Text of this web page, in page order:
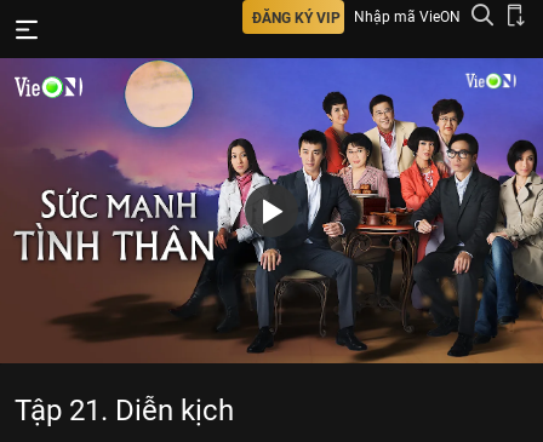
ĐĂNG KÝ VIP Nhập mã VieON
Tập 21. Diễn kịch